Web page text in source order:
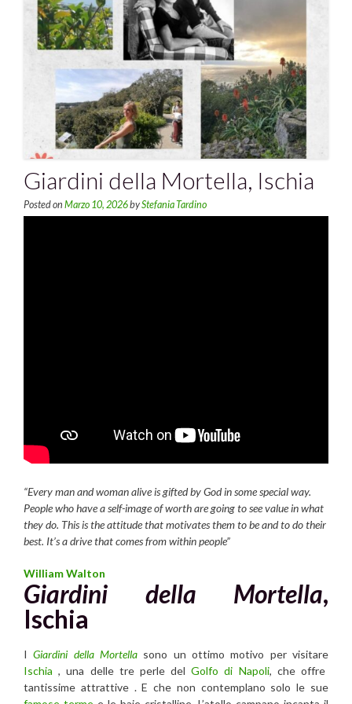
Giardini della Mortella, Ischia
Posted on Marzo 10, 2026byStefania Tardino
“Every man and woman alive is gifted by God in some special way.
People who have a self-image of worth are going to see value in what
they do. This is the attitude that motivates them to be and to do their
best. It’s a drive that comes from within people”
William Walton
Giardini della Mortella,
Ischia
IGiardini della Mortella sono un ottimo motivo per visitare
Ischia, una delle tre perle delGolfo di Napoli, che offre
tantissime attrattive . E che non contemplano solo le sue